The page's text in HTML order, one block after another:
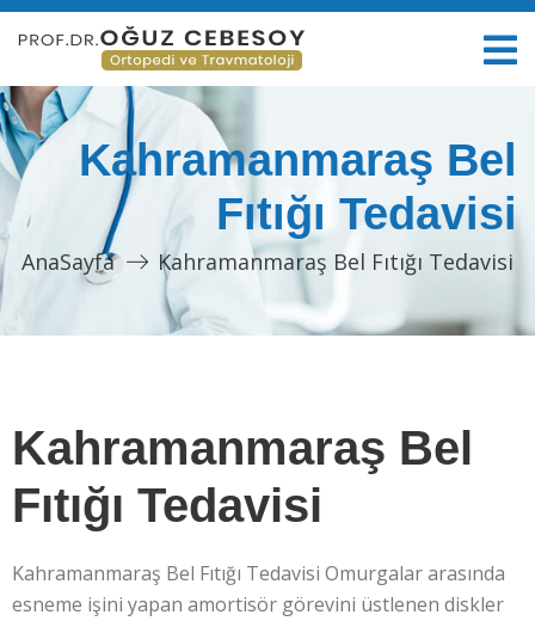
Kahramanmaraş Bel
Fıtığı Tedavisi
AnaSayfa Kahramanmaraş Bel Fıtığı Tedavisi
Kahramanmaraş Bel
Fıtığı Tedavisi
Kahramanmaraş Bel Fıtığı Tedavisi Omurgalar arasında
esneme işini yapan amortisör görevini üstlenen diskler